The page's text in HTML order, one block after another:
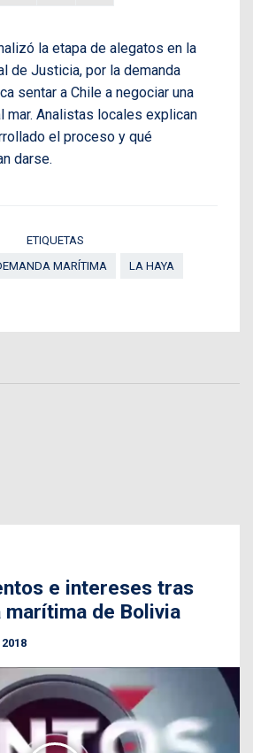
la etapa de alegatos en la
de Justicia, por la demanda
sentar a Chile a negociar una
mar. Analistas locales explican
el proceso y qué
darse.
ETIQUETAS
MARÍTIMA LA HAYA
e intereses tras
marítima de Bolivia